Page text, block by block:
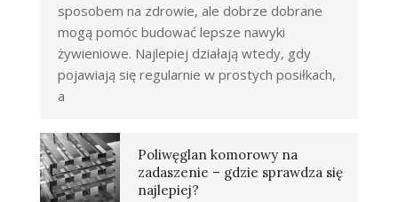
sposobem na zdrowie, ale dobrze dobrane
mogą pomóc budować lepsze nawyki
żywieniowe. Najlepiej działają wtedy, gdy
pojawiają się regularnie w prostych posiłkach,
a
Poliwęglan komorowy na
zadaszenie – gdzie sprawdza się
najlepiej?